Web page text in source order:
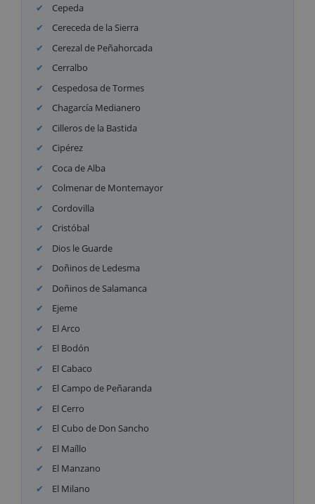
Cepeda
Cereceda de la Sierra
Cerezal de Peñahorcada
Cerralbo
Cespedosa de Tormes
Chagarcía Medianero
Cilleros de la Bastida
Cipérez
Coca de Alba
Colmenar de Montemayor
Cordovilla
Cristóbal
Dios le Guarde
Doñinos de Ledesma
Doñinos de Salamanca
Ejeme
El Arco
El Bodón
El Cabaco
El Campo de Peñaranda
El Cerro
El Cubo de Don Sancho
El Maíllo
El Manzano
El Milano